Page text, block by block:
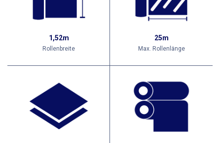
1,52m
Rollenbreite
25m
Max. Rollenlänge